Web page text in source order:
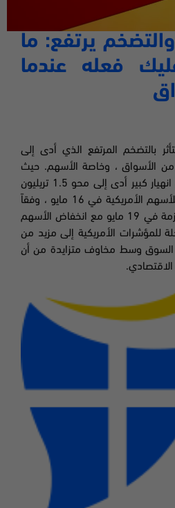
يرتفع: ما
فعله عندما
بالتضخم المرتفع الذي أدى إلى
الأسواق ، وخاصة الأسهم. حيث
عانت الأسهم الأمريكية من انهيار كبير أدى إلى محو 1.5 تريليون
دولار من القيمة السوقية للأسهم الأمريكية في 16 مايو ، وفقاً
وتعمقت الأزمة في 19 مايو مع انخفاض الأسهم
للمؤشرات الأمريكية إلى مزيد من
السوق وسط مخاوف متزايدة من أن
الاقتصادي.